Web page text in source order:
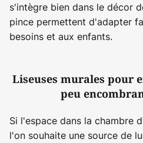
s'intègre bien dans le décor
pince permettent d'adapter
besoins et aux enfants.
Liseuses murales pour
peu
Si l'espace dans la chambre
l'on souhaite une source de